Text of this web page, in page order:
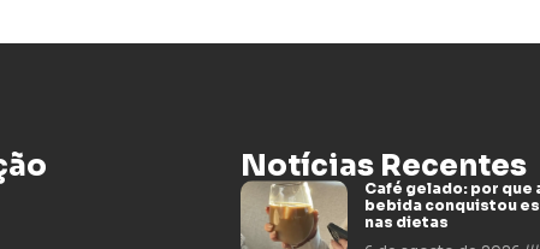
Notícias Recentes
Café gelado: por que
bebida conquistou
nas dietas